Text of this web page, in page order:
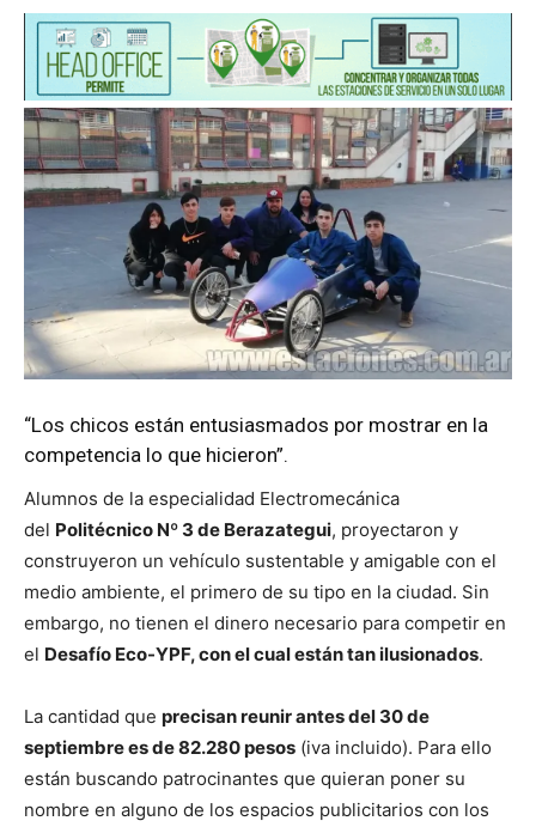
“Los chicos están entusiasmados por mostrar en la
competencia lo que hicieron”.
Alumnos de la especialidad Electromecánica
del Politécnico Nº 3 de Berazategui, proyectaron y
construyeron un vehículo sustentable y amigable con el
medio ambiente, el primero de su tipo en la ciudad. Sin
embargo, no tienen el dinero necesario para competir en
el Desafío Eco-YPF, con el cual están tan ilusionados.
La cantidad que precisan reunir antes del 30 de
septiembre es de 82.280 pesos (iva incluido). Para ello
están buscando patrocinantes que quieran poner su
nombre en alguno de los espacios publicitarios con los